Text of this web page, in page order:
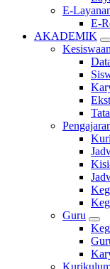
E-
E-
AKADEMIK
Kesiswaan
Guru